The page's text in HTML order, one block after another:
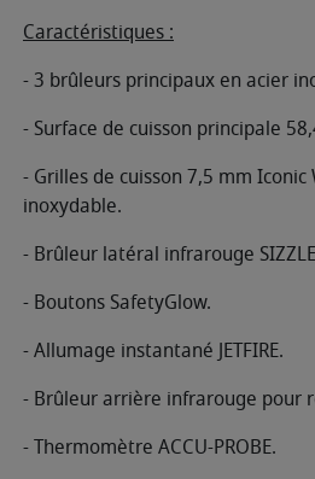
Caractéristiques :
- 3 brûleurs principaux en acier
- Surface de cuisson principale
- Grilles de cuisson 7,5 mm Iconic
inoxydable.
- Brûleur latéral infrarouge
- Boutons SafetyGlow.
- Allumage instantané JETFIRE.
- Brûleur arrière infrarouge pour
- Thermomètre ACCU-PROBE.